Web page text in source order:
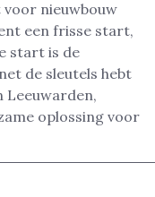
nieuwbouw
een frisse start,
start is de
de sleutels hebt
Leeuwarden,
oplossing voor